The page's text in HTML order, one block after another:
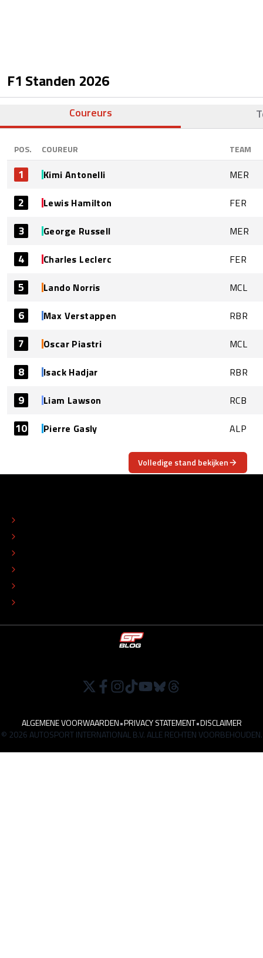
F1 Standen 2026
Coureurs
POS. COUREUR TEAM
1 Kimi Antonelli MER
2 Lewis Hamilton FER
3 George Russell MER
4 Charles Leclerc FER
5 Lando Norris MCL
6 Max Verstappen RBR
7 Oscar Piastri MCL
8 Isack Hadjar RBR
9 Liam Lawson RCB
10 Pierre Gasly ALP
Volledige stand bekijken
ALGEMENE VOORWAARDEN•PRIVACY STATEMENT•DISCLAIMER
© 2026 AUTOSPORT INTERNATIONAL B.V. ALLE RECHTEN VOORBEHOUDEN.